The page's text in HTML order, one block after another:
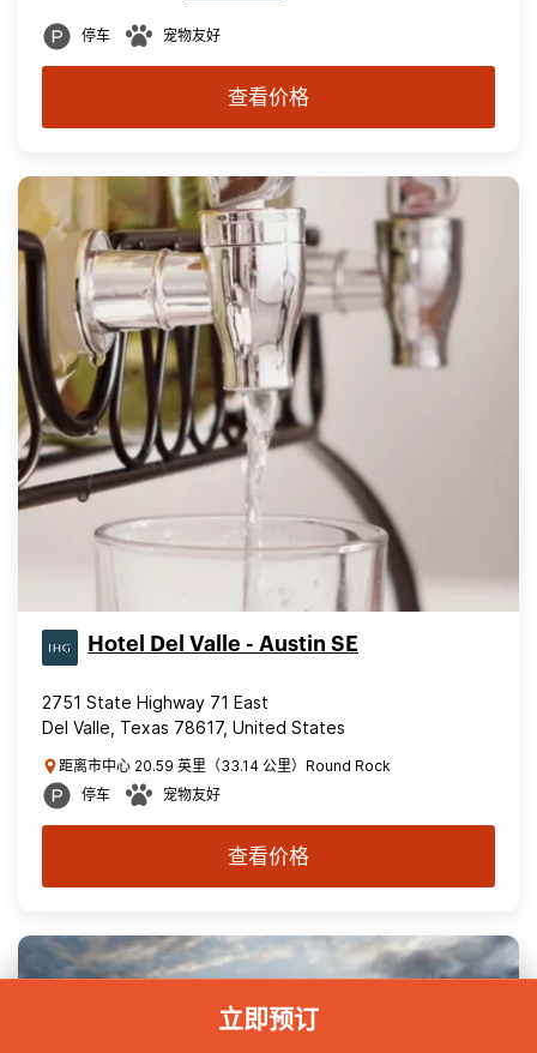
立即预订
停车 宠物友好
查看价格
Hotel Del Valle - Austin SE
2751 State Highway 71 East
Del Valle, Texas 78617, United States
距离市中心 20.59 英里（33.14 公里）Round Rock
停车
宠物友好
查看价格